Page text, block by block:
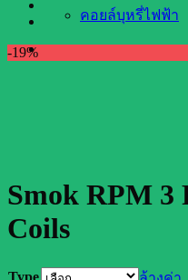
คอยล์บุหรี่ไฟฟ้า
-19%
Smok RPM 3
Coils
Type